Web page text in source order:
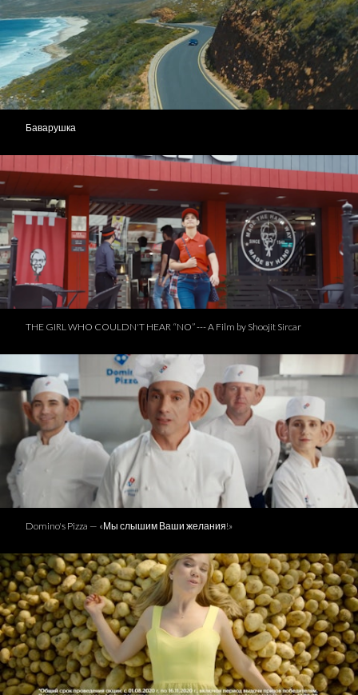
Баварушка
THE GIRL WHO COULDN'T HEAR “NO” --- A Film by Shoojit Sircar
Domino's Pizza — «Мы слышим Ваши желания!»